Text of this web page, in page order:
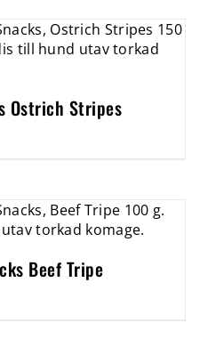
Ostrich Stripes
Beef Tripe